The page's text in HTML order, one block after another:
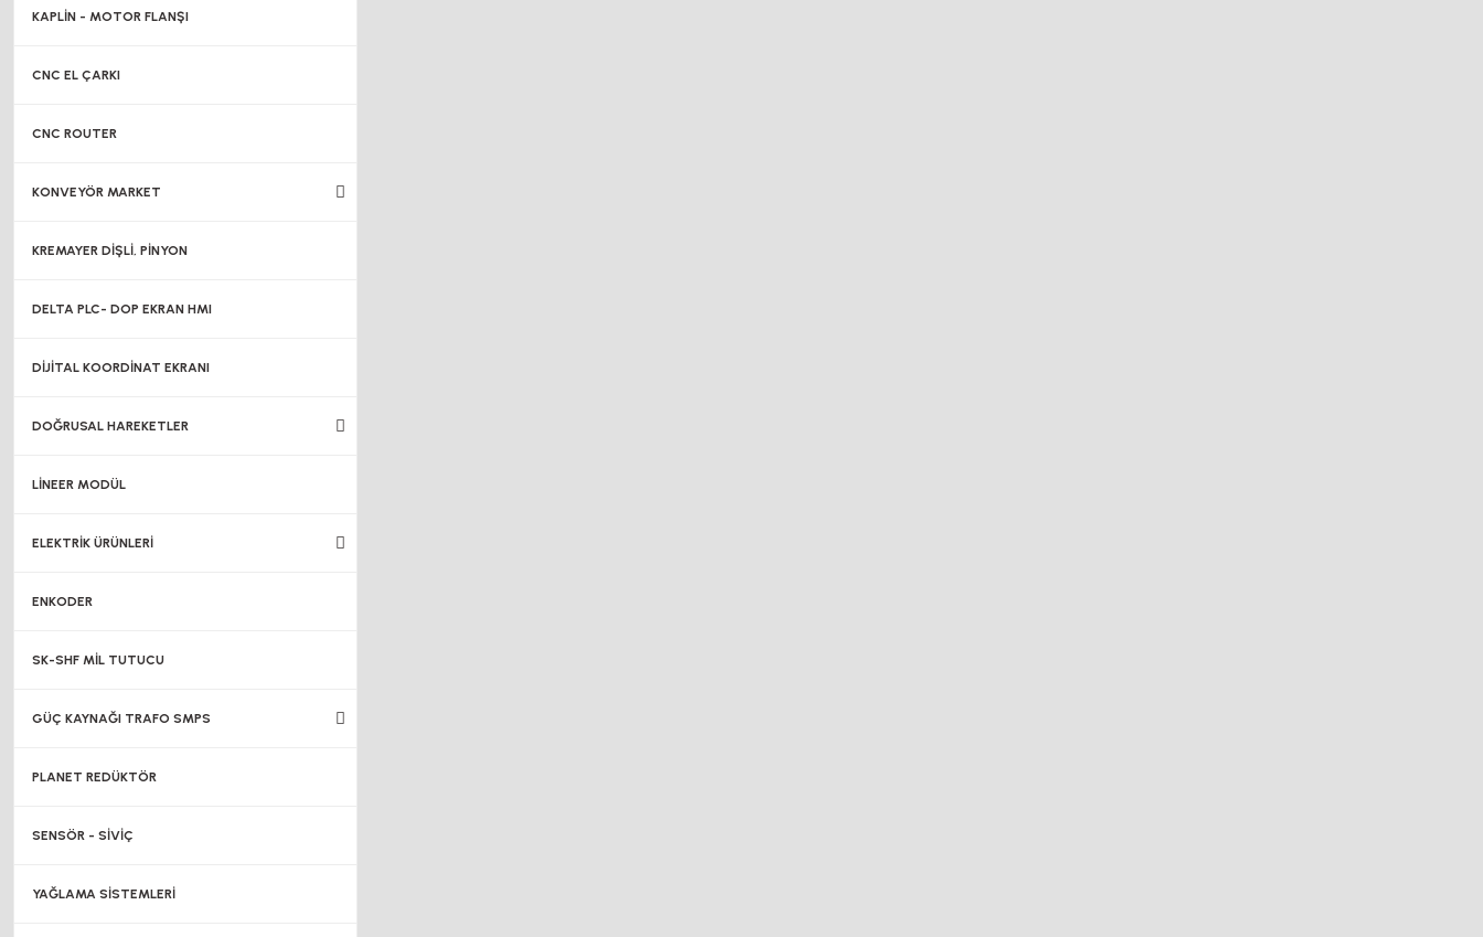
KAPLİN - MOTOR FLANŞI
CNC EL ÇARKI
CNC ROUTER
KONVEYÖR MARKET
KREMAYER DİŞLİ, PİNYON
DELTA PLC- DOP EKRAN HMI
DİJİTAL KOORDİNAT EKRANI
DOĞRUSAL HAREKETLER
LİNEER MODÜL
ELEKTRİK ÜRÜNLERİ
ENKODER
SK-SHF MİL TUTUCU
GÜÇ KAYNAĞI TRAFO SMPS
PLANET REDÜKTÖR
SENSÖR - SİVİÇ
YAĞLAMA SİSTEMLERİ